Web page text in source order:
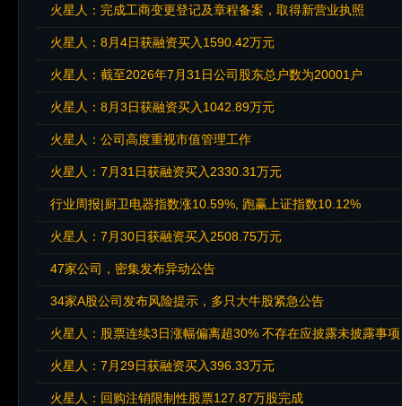
火星人：完成工商变更登记及章程备案，取得新营业执照
火星人：8月4日获融资买入1590.42万元
火星人：截至2026年7月31日公司股东总户数为20001户
火星人：8月3日获融资买入1042.89万元
火星人：公司高度重视市值管理工作
火星人：7月31日获融资买入2330.31万元
行业周报|厨卫电器指数涨10.59%, 跑赢上证指数10.12%
火星人：7月30日获融资买入2508.75万元
47家公司，密集发布异动公告
34家A股公司发布风险提示，多只大牛股紧急公告
火星人：股票连续3日涨幅偏离超30% 不存在应披露未披露事项
火星人：7月29日获融资买入396.33万元
火星人：回购注销限制性股票127.87万股完成